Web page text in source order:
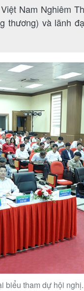
Nam Nghiêm
thương) và lãnh
biểu tham dự hội nghị.